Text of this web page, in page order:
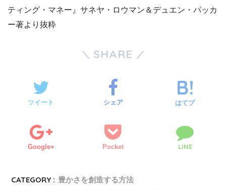
ティング・マネー』サネヤ・ロウマン＆デュエン・パッカ
ー著より抜粋
SHARE
ツイート シェア はてブ
Google+ Pocket LINE
CATEGORY : 豊かさを創造する方法